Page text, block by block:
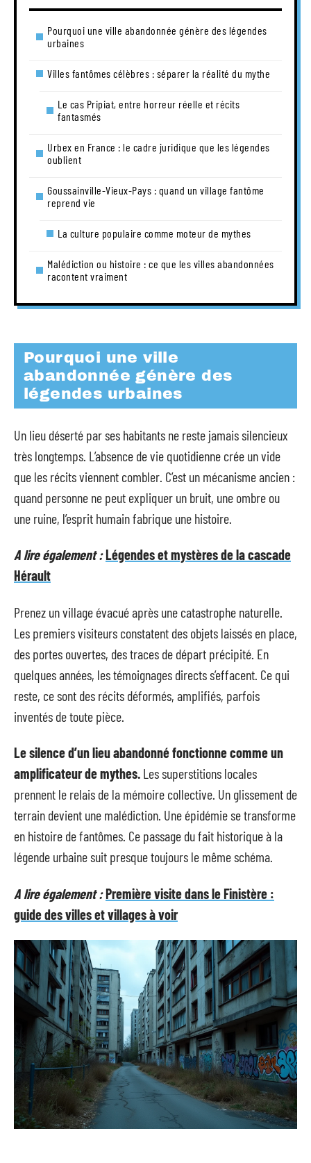
Pourquoi une ville abandonnée génère des légendes
urbaines
Villes fantômes célèbres : séparer la réalité du mythe
Le cas Pripiat, entre horreur réelle et récits
fantasmés
Urbex en France : le cadre juridique que les légendes
oublient
Goussainville-Vieux-Pays : quand un village fantôme
reprend vie
La culture populaire comme moteur de mythes
Malédiction ou histoire : ce que les villes abandonnées
racontent vraiment
Pourquoi une ville
abandonnée génère des
légendes urbaines
Un lieu déserté par ses habitants ne reste jamais silencieux
très longtemps. L’absence de vie quotidienne crée un vide
que les récits viennent combler. C’est un mécanisme ancien :
quand personne ne peut expliquer un bruit, une ombre ou
une ruine, l’esprit humain fabrique une histoire.
A lire également :Légendes et mystères de la cascade
Hérault
Prenez un village évacué après une catastrophe naturelle.
Les premiers visiteurs constatent des objets laissés en place,
des portes ouvertes, des traces de départ précipité. En
quelques années, les témoignages directs s’effacent. Ce qui
reste, ce sont des récits déformés, amplifiés, parfois
inventés de toute pièce.
Le silence d’un lieu abandonné fonctionne comme un
amplificateur de mythes. Les superstitions locales
prennent le relais de la mémoire collective. Un glissement de
terrain devient une malédiction. Une épidémie se transforme
en histoire de fantômes. Ce passage du fait historique à la
légende urbaine suit presque toujours le même schéma.
A lire également :Première visite dans le Finistère :
guide des villes et villages à voir